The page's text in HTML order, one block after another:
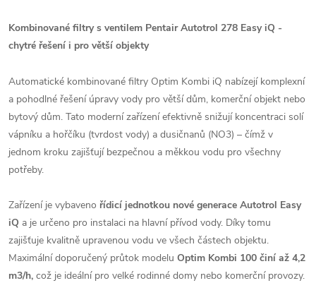
Kombinované filtry s ventilem Pentair Autotrol 278 Easy iQ -
chytré řešení i pro větší objekty
Automatické kombinované filtry Optim Kombi iQ nabízejí komplexní
a pohodlné řešení úpravy vody pro větší dům, komerční objekt nebo
bytový dům. Tato moderní zařízení efektivně snižují koncentraci solí
vápníku a hořčíku (tvrdost vody) a dusičnanů (NO3) – čímž v
jednom kroku zajišťují bezpečnou a měkkou vodu pro všechny
potřeby.
Zařízení je vybaveno řídicí jednotkou nové generace Autotrol Easy
iQ a je určeno pro instalaci na hlavní přívod vody. Díky tomu
zajišťuje kvalitně upravenou vodu ve všech částech objektu.
Maximální doporučený průtok modelu Optim Kombi 100 činí až 4,2
m3/h, což je ideální pro velké rodinné domy nebo komerční provozy.